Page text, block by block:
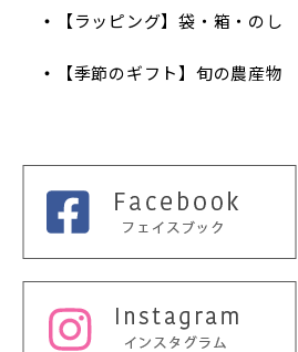
【ラッピング】袋・箱・のし
【季節のギフト】旬の農産物